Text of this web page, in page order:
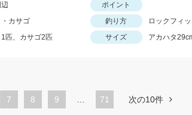
ポイント
カサゴ 釣り方
ロックフィ
匹、カサゴ2匹 サイズ アカハタ
ペ
7
ペ
8
ペ
9 71 次の10件